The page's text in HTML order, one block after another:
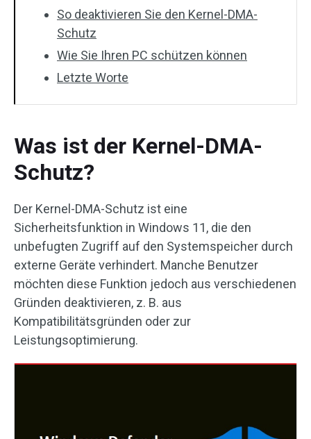
So deaktivieren Sie den Kernel-DMA-
Schutz
Wie Sie Ihren PC schützen können
Letzte Worte
Was ist der Kernel-DMA-
Schutz?
Der Kernel-DMA-Schutz ist eine
Sicherheitsfunktion in Windows 11, die den
unbefugten Zugriff auf den Systemspeicher durch
externe Geräte verhindert. Manche Benutzer
möchten diese Funktion jedoch aus verschiedenen
Gründen deaktivieren, z. B. aus
Kompatibilitätsgründen oder zur
Leistungsoptimierung.